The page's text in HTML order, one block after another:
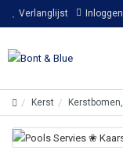
Verlanglijst Inloggen
Kerst